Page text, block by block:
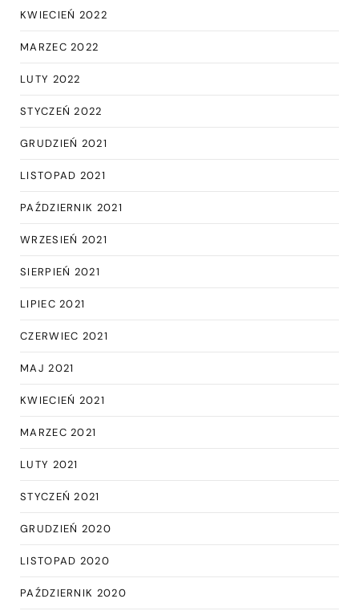
KWIECIEŃ 2022
MARZEC 2022
LUTY 2022
STYCZEŃ 2022
GRUDZIEŃ 2021
LISTOPAD 2021
PAŹDZIERNIK 2021
WRZESIEŃ 2021
SIERPIEŃ 2021
LIPIEC 2021
CZERWIEC 2021
MAJ 2021
KWIECIEŃ 2021
MARZEC 2021
LUTY 2021
STYCZEŃ 2021
GRUDZIEŃ 2020
LISTOPAD 2020
PAŹDZIERNIK 2020